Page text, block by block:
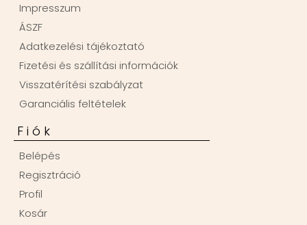
Impresszum
ÁSZF
Adatkezelési tájékoztató
Fizetési és szállítási információk
Visszatérítési szabályzat
Garanciális feltételek
Fiók
Belépés
Regisztráció
Profil
Kosár